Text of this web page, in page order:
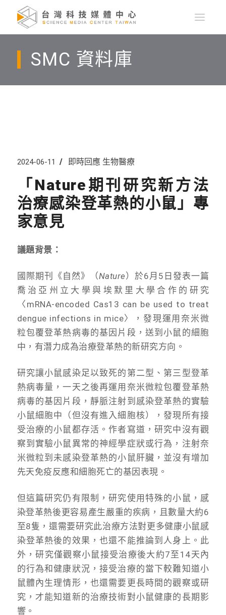
SMC 資料庫
2024-06-11 即時回應 生物醫療
「Nature期刊研究新方法
治療感染登革熱的小鼠」專
家意見
議題背景：
國際期刊《自然》（Nature）於6月5日發表一篇
喬治亞州立大學與埃默里大學合作的研究
〈mRNA-encoded Cas13 can be used to treat
dengue infections in mice〉，發現運用奈米微
粒包覆登革熱病毒的基因片段，送到小鼠的細胞
中，有潛力成為治療登革熱的新研究方向。
研究讓小鼠感染足以致死的第二型、第三型登革
熱病毒量，一天之後再運用奈米微粒包覆登革熱
病毒的基因片段，靜脈注射到感染登革熱的實驗
小鼠細胞中（但沒有進入細胞核），發現所有接
受治療的小鼠都存活。作者寫道，研究中沒有觀
察到實驗小鼠異常的神經學症狀或行為，注射奈
米微粒到未感染登革熱的小鼠肝臟，並沒有增加
先天免疫反應和細胞死亡的基因表現。
但這篇研究仍有限制，研究使用特殊的小鼠，感
染登革熱後更容易產生嚴重的疾病，且數量大約6
至8隻，還需要研究此治療方法對更多健康小鼠感
染登革熱後的效果，也還不能推論到人身上。此
外，研究僅觀察小鼠接受治療後大約7至14天內
的行為和健康狀況，接受治療的當下較難知道小
鼠體內生理情形，也還需要更長時間的觀察或研
究，才能知道新的治療技術對小鼠健康的長期影
響。